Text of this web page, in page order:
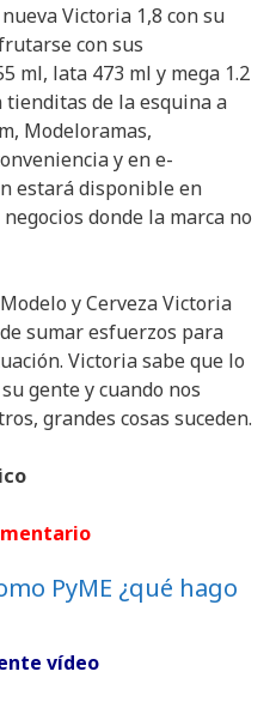
Victoria 1,8 con su
con sus
ml, lata 473 ml y mega 1.2
de la esquina a
Modeloramas,
y en e-
estará disponible en
donde la marca no
y Cerveza Victoria
sumar esfuerzos para
Victoria sabe que lo
gente y cuando nos
grandes cosas suceden.
PyME ¿qué hago
vídeo